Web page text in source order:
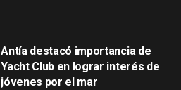
Antía destacó importancia de
Yacht Club en lograr interés de
jóvenes por el mar